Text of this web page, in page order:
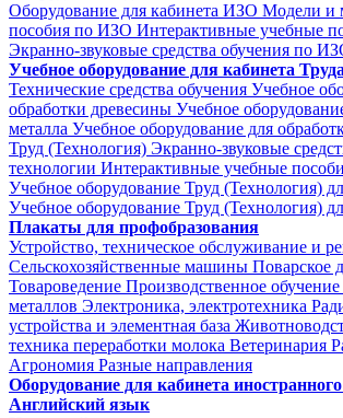
Оборудование для кабинета ИЗО Модели и
пособия по ИЗО Интерактивные учебные
Экранно-звуковые средства обучения по
Учебное оборудование для кабинета
Технические средства обучения Учебное
обработки древесины Учебное
металла Учебное оборудование для
Труд (Технология) Экранно-звуковые
технологии Интерактивные учебные
Учебное оборудование Труд (Технология)
Учебное оборудование Труд (Технология)
Плакаты для профобразования
Устройство, техническое обслуживание и
Сельскохозяйственные машины Поварское
Товароведение Производственное обучение
металлов Электроника, электротехника
устройства и элементная база
техника переработки молока Ветеринария
Агрономия Разные направления
Оборудование для кабинета
Английский язык